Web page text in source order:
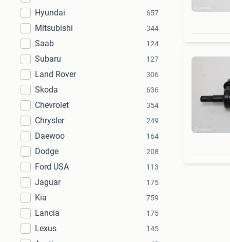
Hyundai 657
Mitsubishi 344
Saab 124
Subaru 127
Land Rover 306
Skoda 636
Chevrolet 354
Chrysler 249
Daewoo 164
Dodge 208
Ford USA 113
Jaguar 175
Kia 759
Lancia 175
Lexus 145